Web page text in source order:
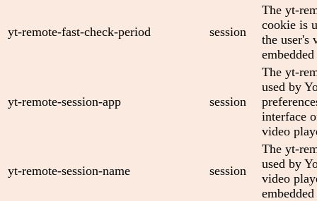
yt-remote-fast-check-period session
The yt-
cookie is
the user's
yt-remote-session-app session
The yt-
used by
interface
video
yt-remote-session-name session
The yt-
used by
video